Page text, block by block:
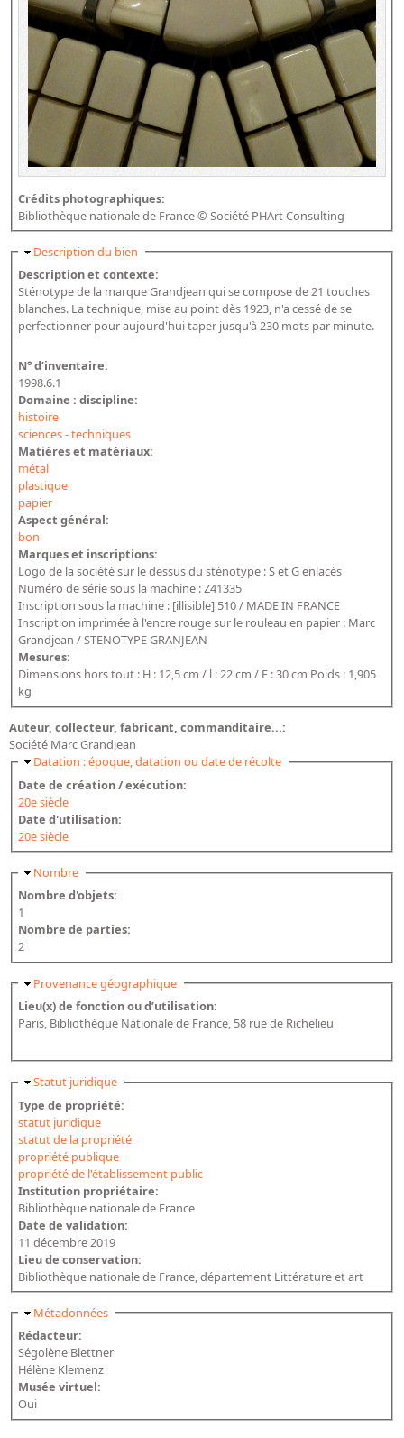
Crédits photographiques:
Bibliothèque nationale de France © Société PHArt Consulting
Masquer
Description du bien
Description et contexte:
Sténotype de la marque Grandjean qui se compose de 21 touches
blanches. La technique, mise au point dès 1923, n'a cessé de se
perfectionner pour aujourd'hui taper jusqu'à 230 mots par minute.
N° d’inventaire:
1998.6.1
Domaine : discipline:
histoire
sciences - techniques
Matières et matériaux:
métal
plastique
papier
Aspect général:
bon
Marques et inscriptions:
Logo de la société sur le dessus du sténotype : S et G enlacés
Numéro de série sous la machine : Z41335
Inscription sous la machine : [illisible] 510 / MADE IN FRANCE
Inscription imprimée à l'encre rouge sur le rouleau en papier : Marc
Grandjean / STENOTYPE GRANJEAN
Mesures:
Dimensions hors tout : H : 12,5 cm / l : 22 cm / E : 30 cm Poids : 1,905
kg
Auteur, collecteur, fabricant, commanditaire...:
Société Marc Grandjean
Masquer
Datation : époque, datation ou date de récolte
Date de création / exécution:
20e siècle
Date d'utilisation:
20e siècle
Masquer
Nombre
Nombre d'objets:
1
Nombre de parties:
2
Masquer
Provenance géographique
Lieu(x) de fonction ou d’utilisation:
Paris, Bibliothèque Nationale de France, 58 rue de Richelieu
Masquer
Statut juridique
Type de propriété:
statut juridique
statut de la propriété
propriété publique
propriété de l'établissement public
Institution propriétaire:
Bibliothèque nationale de France
Date de validation:
11 décembre 2019
Lieu de conservation:
Bibliothèque nationale de France, département Littérature et art
Masquer
Métadonnées
Rédacteur:
Ségolène Blettner
Hélène Klemenz
Musée virtuel:
Oui